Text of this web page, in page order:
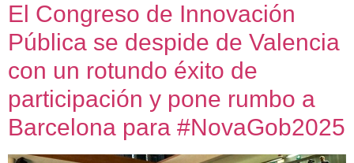
El Congreso de Innovación
Pública se despide de Valencia
con un rotundo éxito de
participación y pone rumbo a
Barcelona para #NovaGob2025